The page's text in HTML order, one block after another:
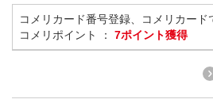
コメリカード番号登録、コメリカード
コメリポイント ： 7ポイント獲得